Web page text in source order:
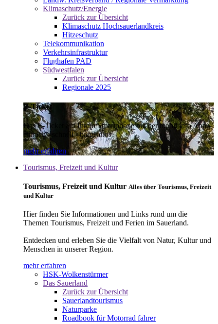
Klimaschutz/Energie
Zurück zur Übersicht
Klimaschutz Hochsauerlandkreis
Hitzeschutz
Telekommunikation
Verkehrsinfrastruktur
Flughafen PAD
Südwestfalen
Zurück zur Übersicht
Regionale 2025
E-Ticket
Das E-Ticket auf Ihrem Smartphone mit der mobil info App -
einfach - schnell - bargeldlos
mehr erfahren
Tourismus, Freizeit und Kultur
Tourismus, Freizeit und Kultur Alles über Tourismus, Freizeit
und Kultur
Hier finden Sie Informationen und Links rund um die
Themen Tourismus, Freizeit und Ferien im Sauerland.
Entdecken und erleben Sie die Vielfalt von Natur, Kultur und
Menschen in unserer Region.
mehr erfahren
HSK-Wolkenstürmer
Das Sauerland
Zurück zur Übersicht
Sauerlandtourismus
Naturparke
Roadbook für Motorrad fahrer